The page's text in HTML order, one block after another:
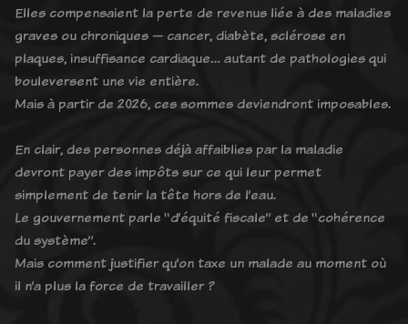
Elles compensaient la perte de revenus liée à des maladies
graves ou chroniques — cancer, diabète, sclérose en
plaques, insuffisance cardiaque… autant de pathologies qui
bouleversent une vie entière.
Mais à partir de 2026, ces sommes deviendront imposables.
En clair, des personnes déjà affaiblies par la maladie
devront payer des impôts sur ce qui leur permet
simplement de tenir la tête hors de l’eau.
Le gouvernement parle “d’équité fiscale” et de “cohérence
du système”.
Mais comment justifier qu’on taxe un malade au moment où
il n’a plus la force de travailler ?